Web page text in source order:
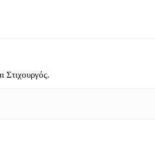
Στιχουργός.